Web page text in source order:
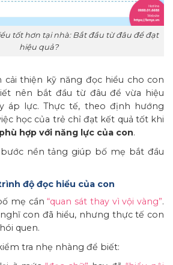
tốt hơn tại nhà: Bắt đầu từ đâu để đạt
hiệu quả?
cải thiện kỹ năng đọc hiểu cho con
nên bắt đầu từ đâu để vừa hiệu
áp lực. Thực tế, theo định hướng
học của trẻ chỉ đạt kết quả tốt khi
hợp với năng lực của con.
nền tảng giúp bố mẹ bắt đầu
độ đọc hiểu của con
mẹ cần “quan sát thay vì vội vàng”.
con đã hiểu, nhưng thực tế con
quen.
tra nhẹ nhàng để biết: